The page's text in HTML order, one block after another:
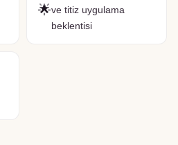
🌟ve titiz uygulama
beklentisi